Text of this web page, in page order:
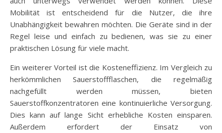
Mobilität ist entscheidend für die Nutzer, die ihre
Unabhängigkeit bewahren möchten. Die Geräte sind in der
Regel leise und einfach zu bedienen, was sie zu einer
praktischen Lösung für viele macht.
Ein weiterer Vorteil ist die Kosteneffizienz. Im Vergleich zu
herkömmlichen Sauerstoffflaschen, die regelmäßig
nachgefüllt werden müssen, bieten
Sauerstoffkonzentratoren eine kontinuierliche Versorgung.
Dies kann auf lange Sicht erhebliche Kosten einsparen.
Außerdem erfordert der Einsatz von